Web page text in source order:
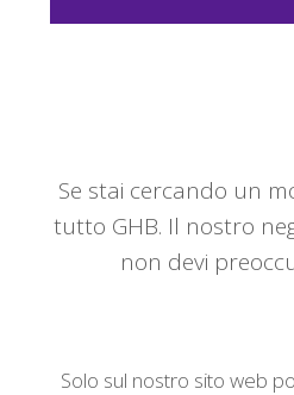
Se stai cercando un
tutto GHB. Il nostro
non devi
Solo sul nostro sito web